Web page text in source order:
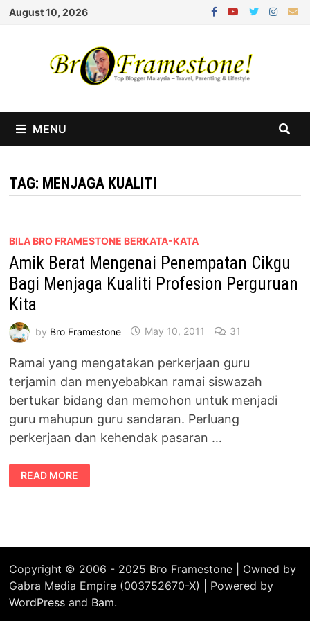
Skip
August 10, 2026
MENU
TAG: MENJAGA KUALITI
BILA BRO FRAMESTONE BERKATA-KATA
Amik Berat Mengenai Penempatan Cikgu
Bagi Menjaga Kualiti Profesion Perguruan
Kita
by Bro Framestone May 10, 2011 31
Ramai yang mengatakan perkerjaan guru
terjamin dan menyebabkan ramai siswazah
bertukar bidang dan memohon untuk menjadi
guru mahupun guru sandaran. Perluang
perkerjaan dan kehendak pasaran …
AMIK
BERAT
MENGENAI
PROFESION
KITA
READ MORE
Copyright © 2006 - 2025 Bro Framestone | Owned by
Gabra Media Empire (003752670-X) | Powered by
WordPress and Bam.